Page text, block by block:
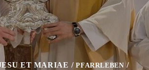
ET MARIAE PFARRLEBEN